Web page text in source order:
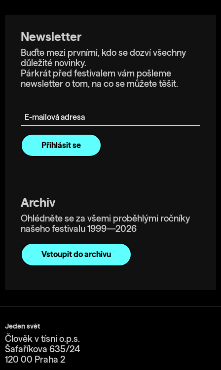
Newsletter
Buďte mezi prvními, kdo se dozví všechny
důležité novinky.
Párkrát před festivalem vám pošleme
newsletter o tom, na co se můžete těšit.
Archiv
Ohlédněte se za všemi proběhlými ročníky
našeho festivalu 1999—2026
Vstoupit do archivu
Jeden svět
Člověk v tísni o.p.s.
Šafaříkova 635/24
120 00 Praha 2